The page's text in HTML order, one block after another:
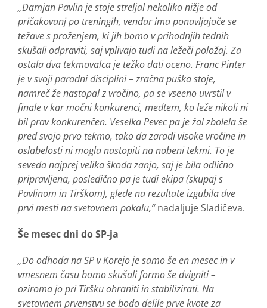
„Damjan Pavlin je stoje streljal nekoliko nižje od
pričakovanj po treningih, vendar ima ponavljajoče se
težave s proženjem, ki jih bomo v prihodnjih tednih
skušali odpraviti, saj vplivajo tudi na ležeči položaj. Za
ostala dva tekmovalca je težko dati oceno. Franc Pinter
je v svoji paradni disciplini – zračna puška stoje,
namreč že nastopal z vročino, pa se vseeno uvrstil v
finale v kar močni konkurenci, medtem, ko leže nikoli ni
bil prav konkurenčen. Veselka Pevec pa je žal zbolela še
pred svojo prvo tekmo, tako da zaradi visoke vročine in
oslabelosti ni mogla nastopiti na nobeni tekmi. To je
seveda najprej velika škoda zanjo, saj je bila odlično
pripravljena, posledično pa je tudi ekipa (skupaj s
Pavlinom in Tirškom), glede na rezultate izgubila dve
prvi mesti na svetovnem pokalu,“nadaljuje Sladičeva.
Še mesec dni do SP-ja
„Do odhoda na SP v Korejo je samo še en mesec in v
vmesnem času bomo skušali formo še dvigniti –
oziroma jo pri Tiršku ohraniti in stabilizirati. Na
svetovnem prvenstvu se bodo delile prve kvote za